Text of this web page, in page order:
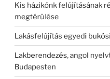
Kis házikónk felújításának
megtérülése
Lakásfelújítás egyedi
Lakberendezés, angol
Budapesten